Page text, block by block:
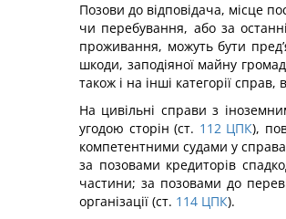
Позови до відповідача, місце
чи перебування, або за
проживання, можуть бути
шкоди, заподіяної майну
також і на інші категорії справ,
На цивільні справи з
угодою сторін (ст. 112 ЦПК),
компетентними судами у
за позовами кредиторів
частини; за позовами до
організації (ст. 114 ЦПК).